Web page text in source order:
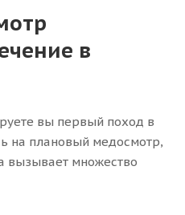
в
вы первый поход в
на плановый медосмотр,
вызывает множество